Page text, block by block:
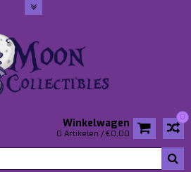
0
Winkelwagen
0 Artikelen / €0,00